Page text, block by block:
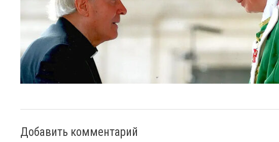
Добавить комментарий